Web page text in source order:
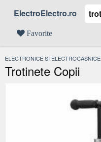
ElectroElectro.ro
Favorite
ELECTRONICE SI ELECTROCASNICE
Trotinete Copii